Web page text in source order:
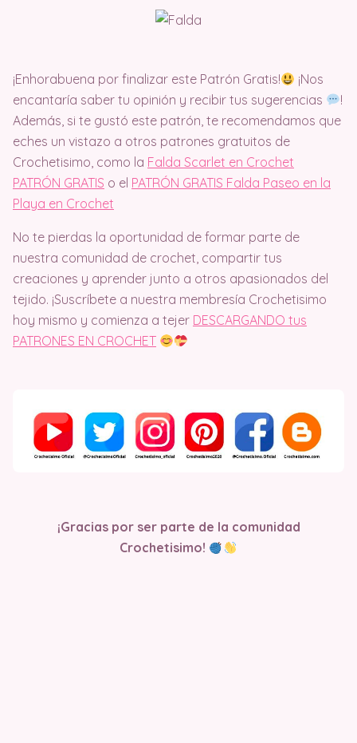
¡Enhorabuena por finalizar este Patrón Gratis!
¡Nos
encantaría saber tu opinión y recibir tus sugerencias
!
Además, si te gustó este patrón, te recomendamos que
eches un vistazo a otros patrones gratuitos de
Crochetisimo, como la Falda Scarlet en Crochet
PATRÓN GRATIS o el PATRÓN GRATIS Falda Paseo en la
Playa en Crochet
No te pierdas la oportunidad de formar parte de
nuestra comunidad de crochet, compartir tus
creaciones y aprender junto a otros apasionados del
tejido. ¡Suscríbete a nuestra membresía Crochetisimo
hoy mismo y comienza a tejer DESCARGANDO tus
PATRONES EN CROCHET
¡Gracias por ser parte de la comunidad
Crochetisimo!